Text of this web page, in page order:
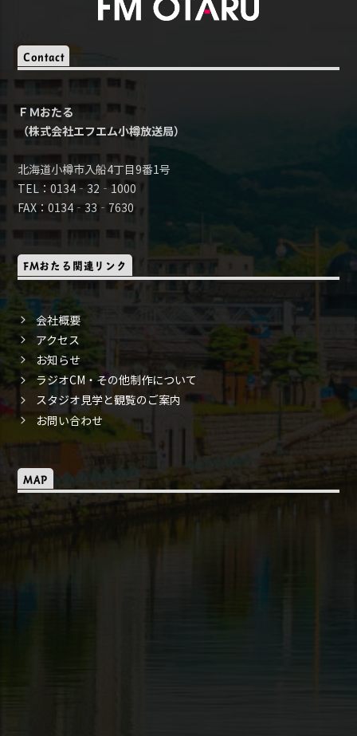
Contact
ＦＭおたる
（株式会社エフエム小樽放送局）
北海道小樽市入船4丁目9番1号
TEL：0134‐32‐1000
FAX：0134‐33‐7630
FMおたる関連リンク
会社概要
アクセス
お知らせ
ラジオCM・その他制作について
スタジオ見学と観覧のご案内
お問い合わせ
MAP